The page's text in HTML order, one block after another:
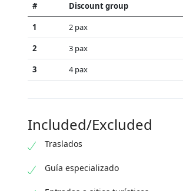
# Discount group
1
2 pax
2
3 pax
3
4 pax
Included/Excluded
Traslados
Guía especializado